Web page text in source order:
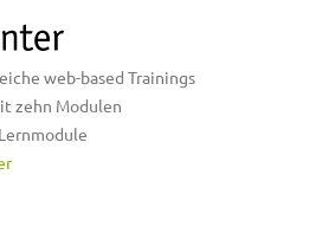
web-based Trainings
zehn Modulen